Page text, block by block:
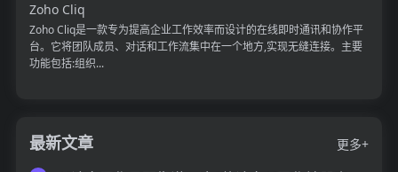
Zoho Cliq
Zoho Cliq是一款专为提高企业工作效率而设计的在线即时通讯和协作平
台。它将团队成员、对话和工作流集中在一个地方,实现无缝连接。主要
功能包括:组织...
最新文章
更多+